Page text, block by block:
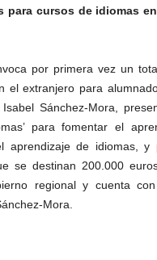
para cursos de idiomas
por primera vez un
el extranjero para
Sánchez-Mora,
para fomentar el
aprendizaje de idiomas, y
se destinan 200.000
regional y cuenta
Mora.